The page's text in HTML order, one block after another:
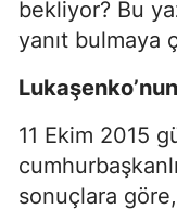
bekliyor? Bu
yanıt bulmaya
11 Ekim 2015
sonuçlara